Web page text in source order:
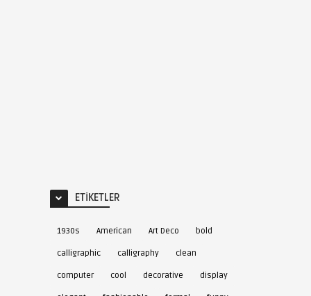
ETIKETLER
1930s American Art Deco bold
calligraphic calligraphy clean
computer cool decorative display